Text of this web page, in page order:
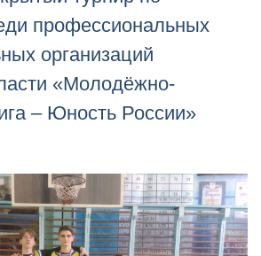
профессиональных
организаций
«Молодёжно-
– Юность России»